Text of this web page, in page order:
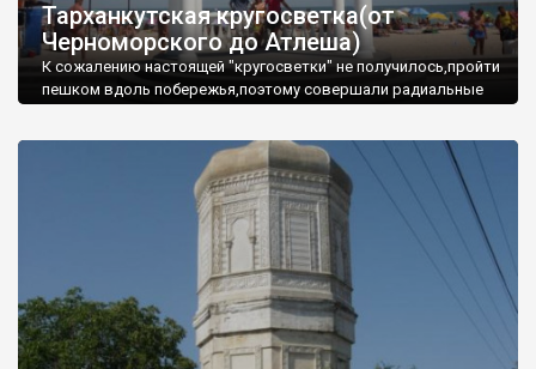
Тарханкутская кругосветка(от
Черноморского до Атлеша)
К сожалению настоящей "кругосветки" не получилось,пройти
пешком вдоль побережья,поэтому совершали радиальные